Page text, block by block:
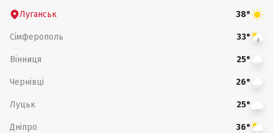
Луганськ 38°
Сімферополь 33°
Вінниця 25°
Чернівці 26°
Луцьк 25°
Дніпро 36°